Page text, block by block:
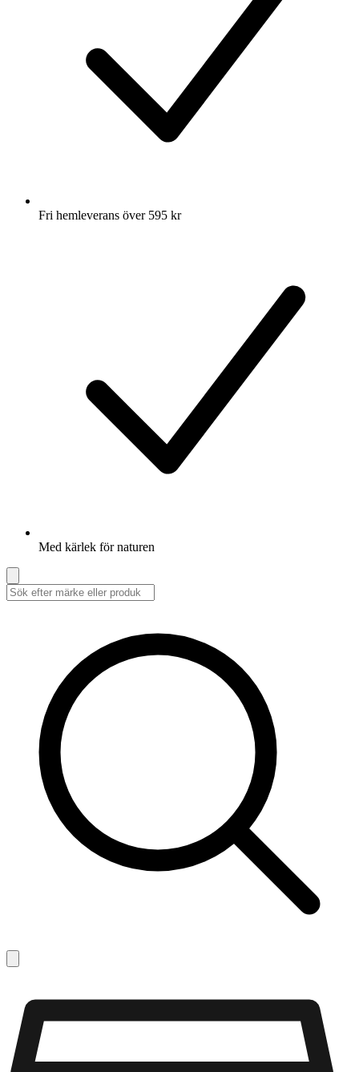
Fri hemleverans över 595 kr
Med kärlek för naturen